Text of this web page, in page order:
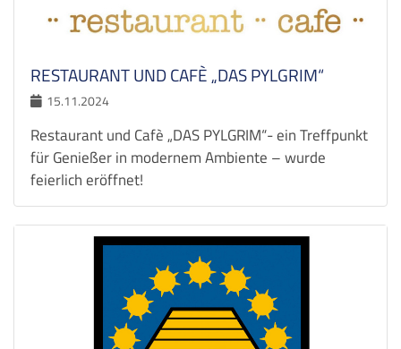
RESTAURANT UND CAFÈ „DAS PYLGRIM“
15.11.2024
Restaurant und Cafè „DAS PYLGRIM“- ein Treffpunkt
für Genießer in modernem Ambiente – wurde
feierlich eröffnet!